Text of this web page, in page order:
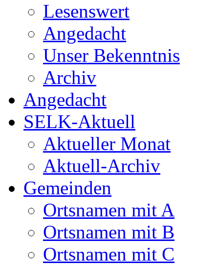
Lesenswert
Angedacht
Unser Bekenntnis
Archiv
Angedacht
SELK-Aktuell
Aktueller Monat
Aktuell-Archiv
Gemeinden
Ortsnamen mit A
Ortsnamen mit B
Ortsnamen mit C